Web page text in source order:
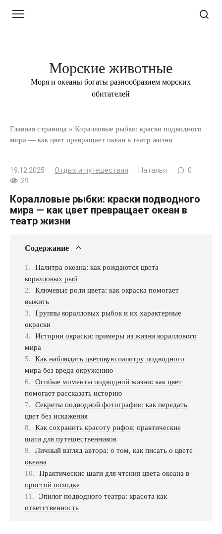
Морские животные
Моря и океаны богаты разнообразием морских
обитателей
Главная страница » Коралловые рыбки: краски подводного
мира — как цвет превращает океан в театр жизни
19.12.2025 Отдых и путешествия Наталья
0
29
Коралловые рыбки: краски подводного
мира — как цвет превращает океан в
театр жизни
Содержание
Палитра океана: как рождаются цвета
коралловых рыб
Ключевые роли цвета: как окраска помогает
выжить
Группы коралловых рыбок и их характерные
окраски
Истории окраски: примеры из жизни кораллового
мира
Как наблюдать цветовую палитру подводного
мира без вреда окружению
Особые моменты подводной жизни: как цвет
помогает рассказать историю
Секреты подводной фотографии: как передать
цвет без искажения
Как сохранить красоту рифов: практические
шаги для путешественников
Личный взгляд автора: о том, как писать о цвете
океана
Практические шаги для чтения цвета океана в
простой походке
Эпилог подводного театра: красота как
ответственность